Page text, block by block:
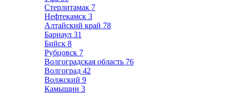
Стерлитамак 7
Нефтекамск 3
Алтайский край 78
Барнаул 31
Бийск 8
Рубцовск 7
Волгоградская область 76
Волгоград 42
Волжский 9
Камышин 3